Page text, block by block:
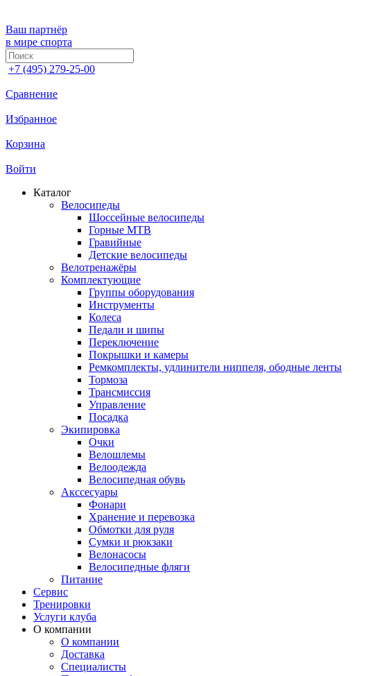
Ваш партнёр
в мире спорта
+7 (495) 279-25-00
Сравнение
Избранное
Корзина
Войти
Каталог
Велосипеды
Шоссейные велосипеды
Горные МTB
Гравийные
Детские велосипеды
Велотренажёры
Комплектующие
Группы оборудования
Инструменты
Колеса
Педали и шипы
Переключение
Покрышки и камеры
Ремкомплекты, удлинители ниппеля, ободные ленты
Тормоза
Трансмиссия
Управление
Посадка
Экипировка
Очки
Велошлемы
Велоодежда
Велосипедная обувь
Акссесуары
Фонари
Хранение и перевозка
Обмотки для руля
Сумки и рюкзаки
Велонасосы
Велосипедные фляги
Питание
Сервис
Тренировки
Услуги клуба
О компании
О компании
Доставка
Специалисты